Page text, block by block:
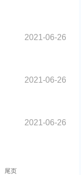
2021-06-26
2021-06-26
2021-06-26
尾页